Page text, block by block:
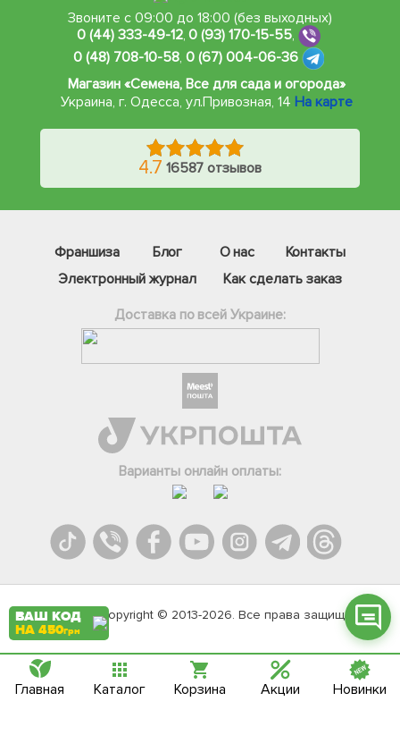
Звоните с 09:00 до 18:00 (без выходных)
0 (44) 333-49-12,0 (93) 170-15-55,
0 (48) 708-10-58, 0 (67) 004-06-36
Магазин «Семена, Все для сада и огорода»
Украина, г. Одесса, ул.Привозная, 14 На карте
4.7 16587 отзывов
Франшиза Блог О нас
Контакты
Электронный журнал
Как сделать заказ
Доставка по всей Украине:
Варианты онлайн оплаты:
Agromarket.Copyright © 2013-2026. Все права защищены
Телеграм
Вайбер
Онлайн чат
ВАШ КОД
НА 450грн
Главная Каталог Корзина Акции Новинки